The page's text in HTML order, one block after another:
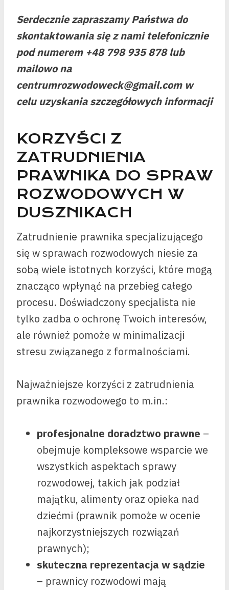
Serdecznie zapraszamy Państwa do
skontaktowania się z nami telefonicznie
pod numerem +48 798 935 878 lub
mailowo na
centrumrozwodoweck@gmail.com w
celu uzyskania szczegółowych informacji
KORZYŚCI Z
ZATRUDNIENIA
PRAWNIKA DO SPRAW
ROZWODOWYCH W
DUSZNIKACH
Zatrudnienie prawnika specjalizującego
się w sprawach rozwodowych niesie za
sobą wiele istotnych korzyści, które mogą
znacząco wpłynąć na przebieg całego
procesu. Doświadczony specjalista nie
tylko zadba o ochronę Twoich interesów,
ale również pomoże w minimalizacji
stresu związanego z formalnościami.
Najważniejsze korzyści z zatrudnienia
prawnika rozwodowego to m.in.:
profesjonalne doradztwo prawne –
obejmuje kompleksowe wsparcie we
wszystkich aspektach sprawy
rozwodowej, takich jak podział
majątku, alimenty oraz opieka nad
dziećmi (prawnik pomoże w ocenie
najkorzystniejszych rozwiązań
prawnych);
skuteczna reprezentacja w sądzie
– prawnicy rozwodowi mają